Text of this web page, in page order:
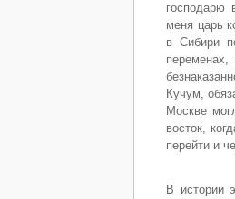
господарю
меня царь
в Сибири
Кучум,
Москве
восток,
перейти и
В истории